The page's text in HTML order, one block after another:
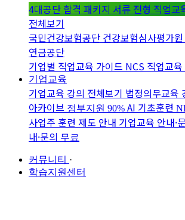
4대공단 합격 패키지 서류 전형 직업교
전체보기
국민건강보험공단 건강보험심사평가원
연금공단
기업별 직업교육 가이드 NCS 직업교육
기업교육
기업교육 강의 전체보기 법정의무교육
아카이브 정부지원 90% AI 기초훈련
사업주 훈련 제도 안내 기업교육 안내·
내·문의 무료
커뮤니티 ·
학습지원센터